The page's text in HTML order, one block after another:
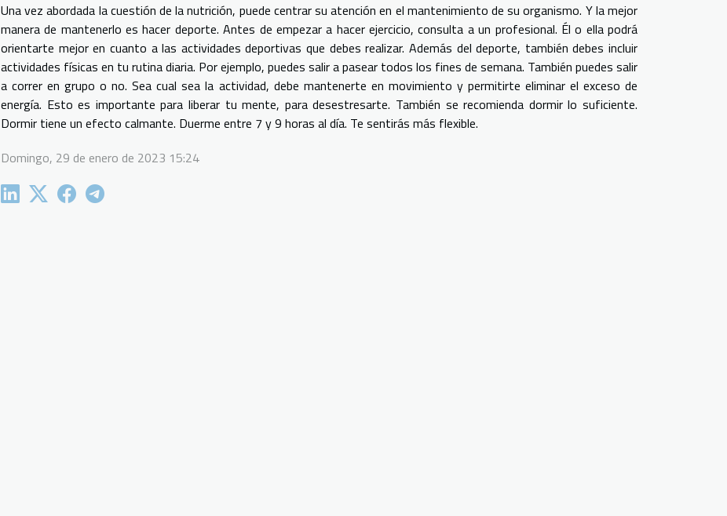
Una vez abordada la cuestión de la nutrición, puede centrar su atención en el mantenimiento de su organismo. Y la mejor
manera de mantenerlo es hacer deporte. Antes de empezar a hacer ejercicio, consulta a un profesional. Él o ella podrá
orientarte mejor en cuanto a las actividades deportivas que debes realizar. Además del deporte, también debes incluir
actividades físicas en tu rutina diaria. Por ejemplo, puedes salir a pasear todos los fines de semana. También puedes salir
a correr en grupo o no. Sea cual sea la actividad, debe mantenerte en movimiento y permitirte eliminar el exceso de
energía. Esto es importante para liberar tu mente, para desestresarte. También se recomienda dormir lo suficiente.
Dormir tiene un efecto calmante. Duerme entre 7 y 9 horas al día. Te sentirás más flexible.
Domingo, 29 de enero de 2023 15:24